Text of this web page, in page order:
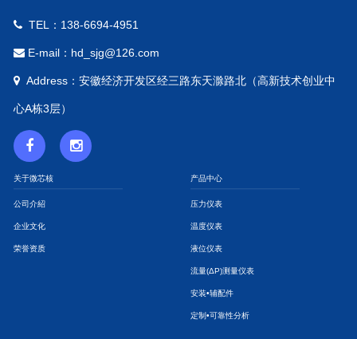
TEL：138-6694-4951
E-mail：hd_sjg@126.com
Address：安徽经济开发区经三路东天滁路北（高新技术创业中
心A栋3层）
关于微芯核
公司介紹
企业文化
荣誉资质
产品中心
压力仪表
温度仪表
液位仪表
流量(ΔP)测量仪表
安装•辅配件
定制•可靠性分析